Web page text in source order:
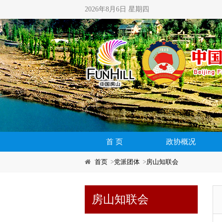
2026年8月6日 星期四
首 页 政协概况
首页>党派团体>房山知联会
房山知联会